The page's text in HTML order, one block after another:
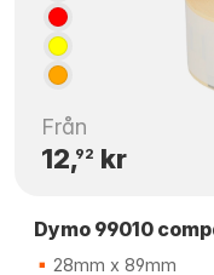
Från
12,92 kr
Dymo 99010
28mm x 89mm